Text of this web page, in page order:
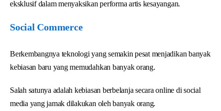
eksklusif dalam menyaksikan performa artis kesayangan.
Social Commerce
Berkembangnya teknologi yang semakin pesat menjadikan banyak
kebiasan baru yang memudahkan banyak orang.
Salah satunya adalah kebiasan berbelanja secara online di social
media yang jamak dilakukan oleh banyak orang.